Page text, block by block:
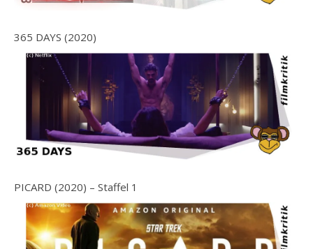
365 DAYS (2020)
PICARD (2020) – Staffel 1